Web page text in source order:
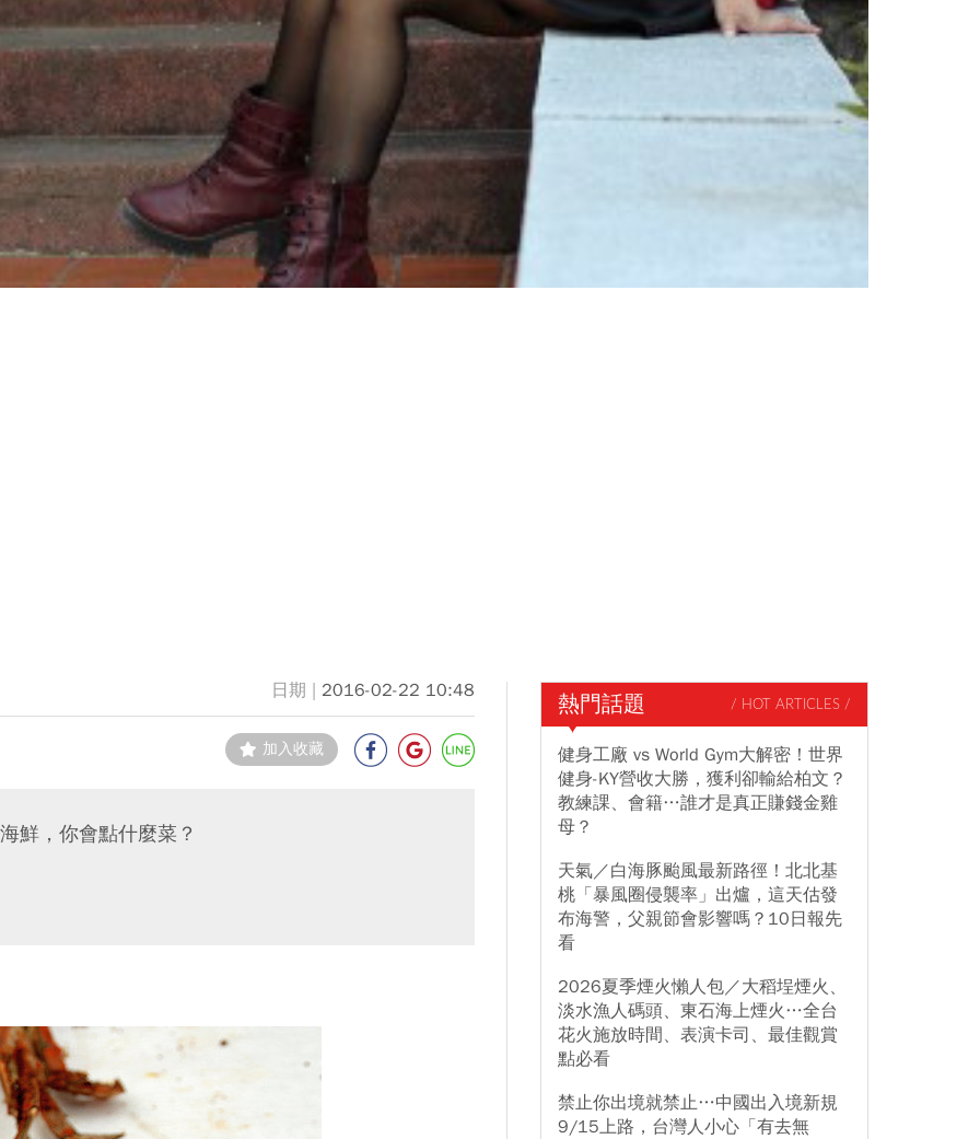
2016-02-22 10:48
加入收藏
鮮，你會點什麼菜？
熱門話題 / HOT ARTICLES /
健身工廠 vs World Gym大解密！世界
健身-KY營收大勝，獲利卻輸給柏文？
教練課、會籍…誰才是真正賺錢金雞
母？
天氣／白海豚颱風最新路徑！北北基
桃「暴風圈侵襲率」出爐，這天估發
布海警，父親節會影響嗎？10日報先
看
2026夏季煙火懶人包／大稻埕煙火、
淡水漁人碼頭、東石海上煙火…全台
花火施放時間、表演卡司、最佳觀賞
點必看
禁止你出境就禁止…中國出入境新規
9/15上路，台灣人小心「有去無